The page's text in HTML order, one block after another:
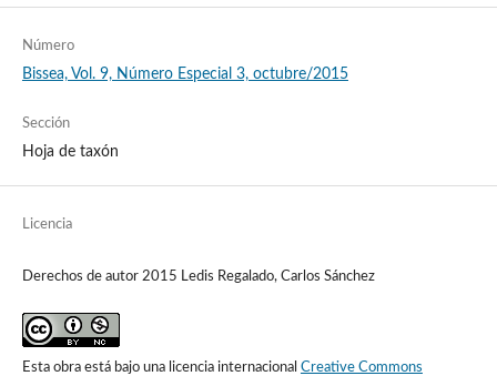
Número
Bissea, Vol. 9, Número Especial 3, octubre/2015
Sección
Hoja de taxón
Licencia
Derechos de autor 2015 Ledis Regalado, Carlos Sánchez
Esta obra está bajo una licencia internacional Creative Commons